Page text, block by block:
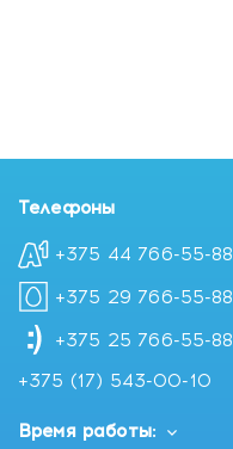
Телефоны
+375 44 766-55-88
+375 29 766-55-88
+375 25 766-55-88
+375 (17) 543-00-10
Время работы: